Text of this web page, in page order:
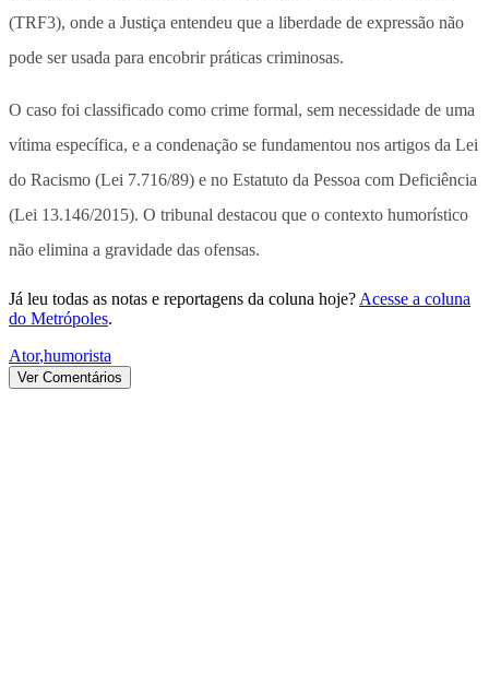
(TRF3), onde a Justiça entendeu que a liberdade de expressão não
pode ser usada para encobrir práticas criminosas.
O caso foi classificado como crime formal, sem necessidade de uma
vítima específica, e a condenação se fundamentou nos artigos da Lei
do Racismo (Lei 7.716/89) e no Estatuto da Pessoa com Deficiência
(Lei 13.146/2015). O tribunal destacou que o contexto humorístico
não elimina a gravidade das ofensas.
Já leu todas as notas e reportagens da coluna hoje? Acesse a coluna
do Metrópoles.
Ator,humorista
Ver Comentários